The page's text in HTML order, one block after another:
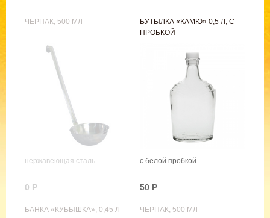
ЧЕРПАК, 500 МЛ
нержавеющая сталь
0 Р
БУТЫЛКА «КАМЮ» 0,5 Л, С
ПРОБКОЙ
с белой пробкой
50 Р
БАНКА «КУБЫШКА», 0,45 Л ЧЕРПАК, 500 МЛ